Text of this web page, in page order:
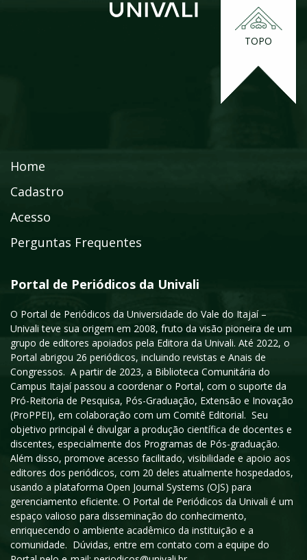
TOPO
Home
Cadastro
Acesso
Perguntas Frequentes
Portal de Periódicos da Univali
O Portal de Periódicos da Universidade do Vale do Itajaí –
Univali teve sua origem em 2008, fruto da visão pioneira de um
grupo de editores apoiados pela Editora da Univali. Até 2022, o
Portal abrigou 26 periódicos, incluindo revistas e Anais de
Congressos. A partir de 2023, a Biblioteca Comunitária do
Campus Itajaí passou a coordenar o Portal, com o suporte da
Pró-Reitoria de Pesquisa, Pós-Graduação, Extensão e Inovação
(ProPPEI), em colaboração com um Comitê Editorial. Seu
objetivo principal é divulgar a produção científica de docentes e
discentes, especialmente dos Programas de Pós-graduação.
Além disso, promove acesso facilitado, visibilidade e apoio aos
editores dos periódicos, com 20 deles atualmente hospedados,
usando a plataforma Open Journal Systems (OJS) para
gerenciamento eficiente. O Portal de Periódicos da Univali é um
espaço valioso para disseminação do conhecimento,
enriquecendo o ambiente acadêmico da instituição e a
comunidade. Dúvidas, entre em contato com a equipe do